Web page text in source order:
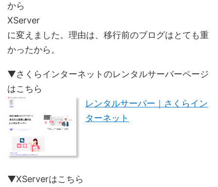
から
XServer
に変えました。理由は、移行前のブログはとても重
かったから。
▼さくらインターネットのレンタルサーバーページ
はこちら
レンタルサーバー｜さくらイン
ターネット
▼XServerはこちら